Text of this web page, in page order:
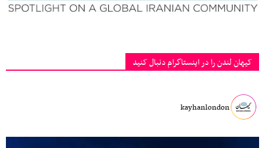
کیهان لندن را در اینستاگرام دنبال کنید
kayhanlondon